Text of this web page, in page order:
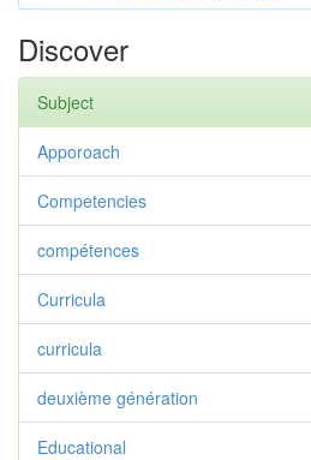
Discover
Subject
Apporoach
Competencies
compétences
Curricula
curricula
deuxième génération
Educational